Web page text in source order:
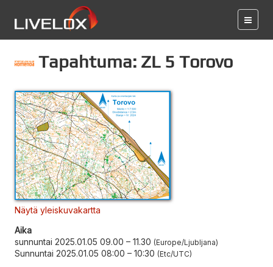
Tapahtuma: ZL 5 Torovo
Näytä yleiskuvakartta
Aika
sunnuntai 2025.01.05 09.00 – 11.30 Europe/Ljubljana
Sunnuntai 2025.01.05 08:00 – 10:30 Etc/UTC